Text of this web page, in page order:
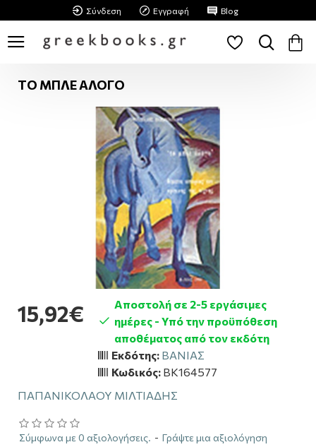
Σύνδεση Εγγραφή Blog
ΤΟ ΜΠΛΕ ΑΛΟΓΟ
ΠΑΠΑΝΙΚΟΛΑΟΥ ΜΙΛΤΙΑΔΗΣ
Σύμφωνα με 0 αξιολογήσεις. - Γράψτε μια αξιολόγηση
15,92€
Αποστολή σε 2-5 εργάσιμες
ημέρες - Υπό την προϋπόθεση
αποθέματος από τον εκδότη
Εκδότης: ΒΑΝΙΑΣ
Κωδικός: BK164577